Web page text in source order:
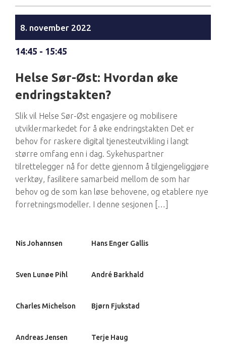
8. november 2022
14:45 - 15:45
Helse Sør-Øst: Hvordan øke
endringstakten?
Slik vil Helse Sør-Øst engasjere og mobilisere
utviklermarkedet for å øke endringstakten Det er
behov for raskere digital tjenesteutvikling i langt
større omfang enn i dag. Sykehuspartner
tilrettelegger nå for dette gjennom å tilgjengeliggjøre
verktøy, fasilitere samarbeid mellom de som har
behov og de som kan løse behovene, og etablere nye
forretningsmodeller. I denne sesjonen […]
Nis Johannsen Hans Enger Gallis
Sven Lunøe Pihl André Barkhald
Charles Michelson Bjørn Fjukstad
Andreas Jensen Terje Haug